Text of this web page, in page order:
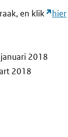
en klik hier
2018
2018